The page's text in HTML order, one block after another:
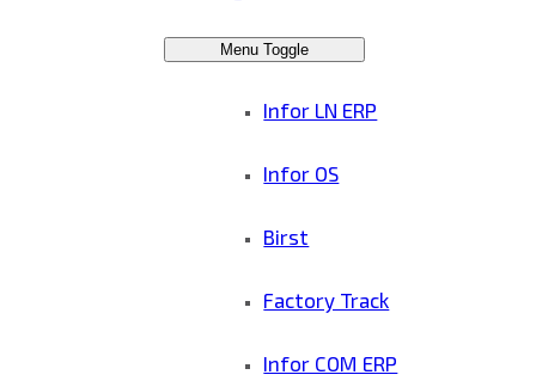
Menu Toggle
Infor LN ERP
Infor OS
Birst
Factory Track
Infor COM ERP